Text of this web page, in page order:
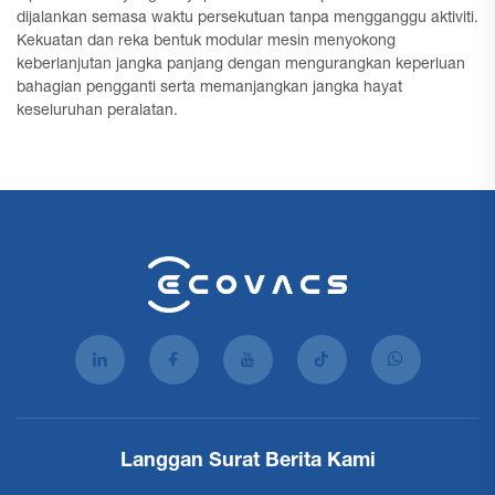
dijalankan semasa waktu persekutuan tanpa mengganggu aktiviti.
Kekuatan dan reka bentuk modular mesin menyokong
keberlanjutan jangka panjang dengan mengurangkan keperluan
bahagian pengganti serta memanjangkan jangka hayat
keseluruhan peralatan.
Langgan Surat Berita Kami